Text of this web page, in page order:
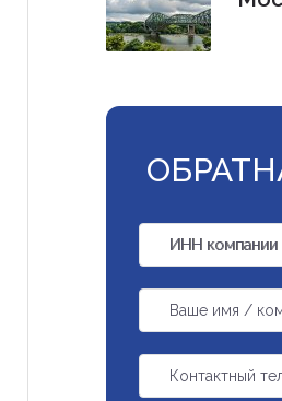
ИНН компании
Ваше имя /
Контактный